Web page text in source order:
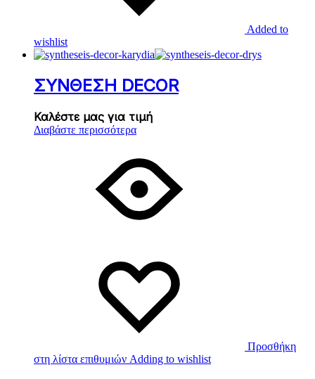
Added to
wishlist
ΣΥΝΘΕΣΗ DECOR
Καλέστε μας για τιμή
Διαβάστε περισσότερα
Προσθήκη
στη λίστα επιθυμιών Adding to wishlist